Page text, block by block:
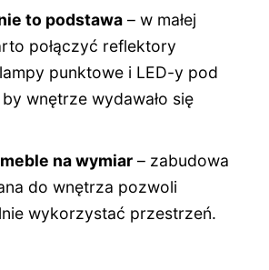
to podstawa – w małej
połączyć reflektory
punktowe i LED-y pod
wnętrze wydawało się
na wymiar – zabudowa
do wnętrza pozwoli
wykorzystać przestrzeń.